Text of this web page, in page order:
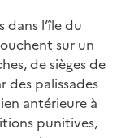
dans l’île du
sur un
de sièges de
des palissades
antérieure à
punitives,